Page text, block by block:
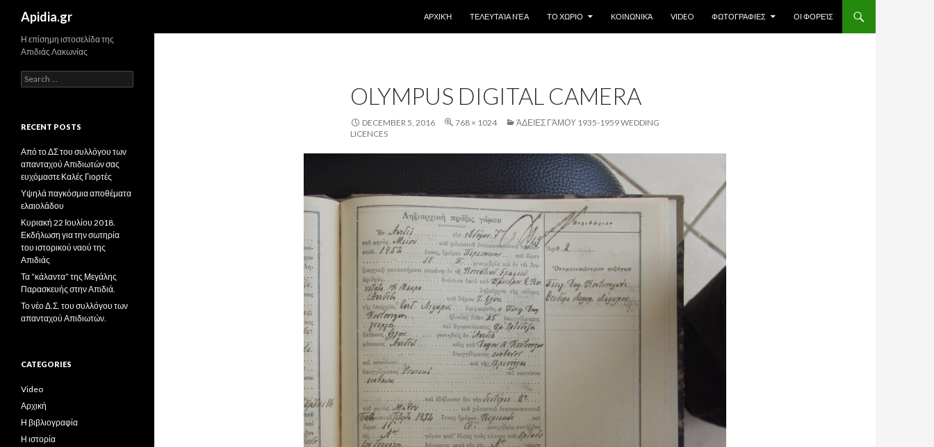
Apidia.gr
ΑΡΧΙΚΉ
ΤΕΛΕΥΤΑΊΑ NΈΑ ΤΟ ΧΩΡΙΟ ΚΟΙΝΩΝΙΚΆ VIDEO ΦΩΤΟΓΡΑΦΙΕΣ ΟΙ ΦΟΡΕΊΣ
OLYMPUS DIGITAL CAMERA
DECEMBER 5, 2016 768 × 1024
ΆΔΕΙΕΣ ΓΆΜΟΥ 1935-1959 WEDDING
LICENCES
Η επίσημη ιστοσελίδα της
Απιδιάς Λακωνίας
Search
for:
RECENT POSTS
Από το ΔΣ του συλλόγου των
απανταχού Απιδιωτών σας
ευχόμαστε Καλές Γιορτές
Υψηλά παγκόσμια αποθέματα
ελαιολάδου
Κυριακή 22 Ιουλίου 2018.
Εκδήλωση για την σωτηρία
του ιστορικού ναού της
Απιδιάς
Τα “κάλαντα” της Μεγάλης
Παρασκευής στην Απιδιά.
Το νέο Δ.Σ. του συλλόγου των
απανταχού Απιδιωτών.
CATEGORIES
Video
Αρχική
Η βιβλιογραφία
Η ιστορία